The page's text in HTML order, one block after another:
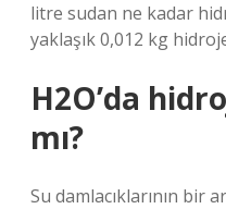
litre sudan ne kadar
yaklaşık 0,012 kg
H2O’da
mı?
Su damlacıklarının bir